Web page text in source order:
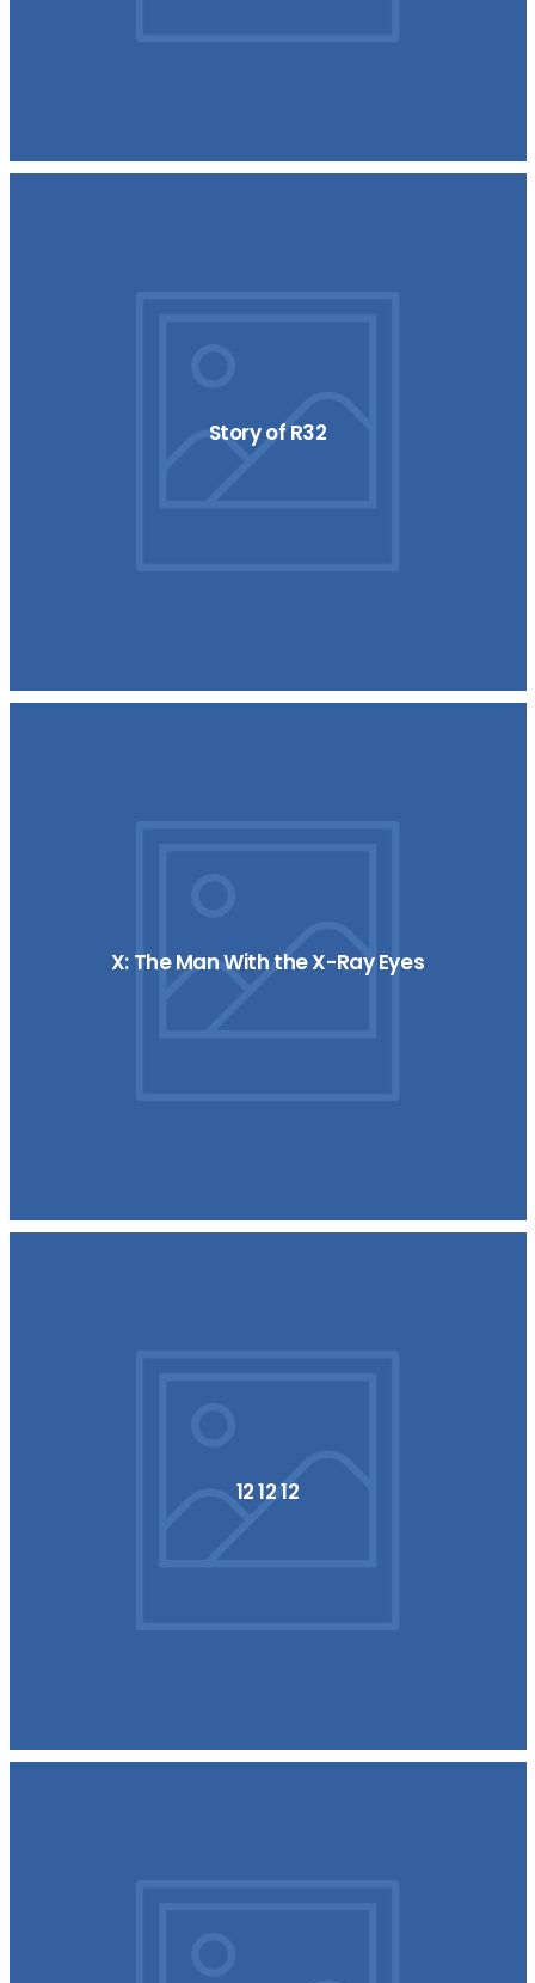
Story of R32
X: The Man With the X-Ray Eyes
12 12 12